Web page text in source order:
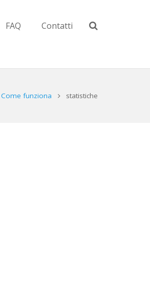
FAQ Contatti
Come funziona statistiche